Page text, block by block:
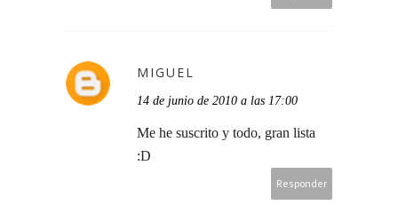
MIGUEL
14 de junio de 2010 a las 17:00
Me he suscrito y todo, gran lista
:D
Responder